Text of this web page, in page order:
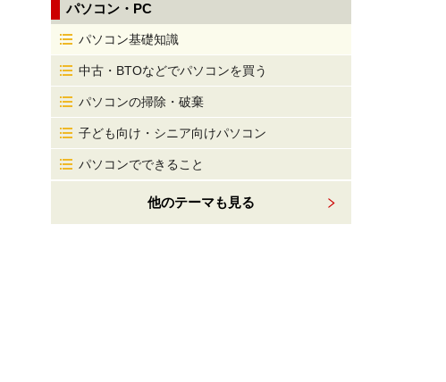
パソコン・PC
パソコン基礎知識
中古・BTOなどでパソコンを買う
パソコンの掃除・破棄
子ども向け・シニア向けパソコン
パソコンでできること
他のテーマも見る